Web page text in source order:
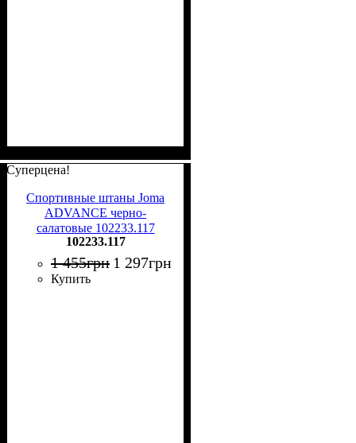
Суперцена!
Спортивные штаны Joma
ADVANCE черно-
салатовые 102233.117
102233.117
1 455грн 1 297грн
Купить